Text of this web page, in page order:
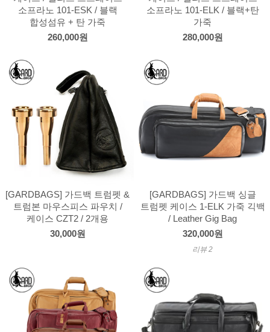
소프라노 101-ESK / 블랙
합성섬유 + 탄 가죽
260,000원
소프라노 101-ELK / 블랙+탄
가죽
280,000원
[GARDBAGS] 가드백 트럼펫 &
트럼본 마우스피스 파우치 /
케이스 CZT2 / 2개용
30,000원
[GARDBAGS] 가드백 싱글
트럼펫 케이스 1-ELK 가죽 긱백
/ Leather Gig Bag
320,000원
리뷰 2